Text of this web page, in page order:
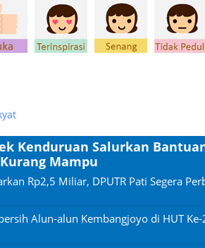
Kenduruan Salurkan
Mampu
Rp2,5 Miliar, DPUTR Pati Segera
Alun-alun Kembangjoyo di HUT